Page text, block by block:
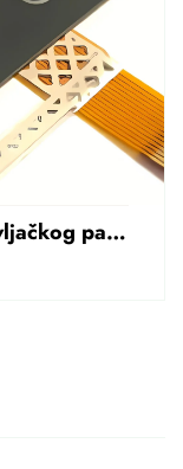
Matni nalepka prednjeg upravljačkog panela Perforirani nalepka od polikarbonata od PVC-a debljine 0,25 mm